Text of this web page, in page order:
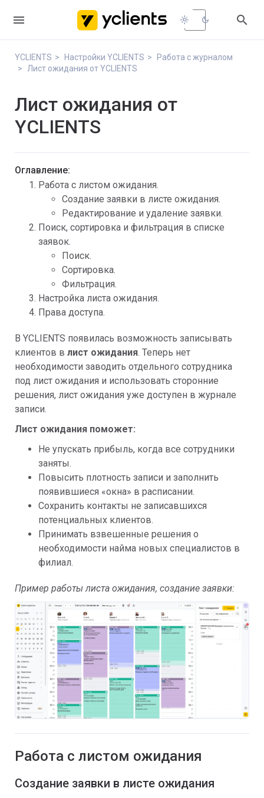
 light_mode dark_mode 
YCLIENTS Настройки YCLIENTS
Работа с журналом
Лист ожидания от YCLIENTS
Лист ожидания от
YCLIENTS
Оглавление:
Работа с листом ожидания.
Создание заявки в листе ожидания.
Редактирование и удаление заявки.
Поиск, сортировка и фильтрация в списке
заявок.
Поиск.
Сортировка.
Фильтрация.
Настройка листа ожидания.
Права доступа.
В YCLIENTS появилась возможность записывать
клиентов в лист ожидания. Теперь нет
необходимости заводить отдельного сотрудника
под лист ожидания и использовать сторонние
решения, лист ожидания уже доступен в журнале
записи.
Лист ожидания поможет:
Не упускать прибыль, когда все сотрудники
заняты.
Повысить плотность записи и заполнить
появившиеся «окна» в расписании.
Сохранить контакты не записавшихся
потенциальных клиентов.
Принимать взвешенные решения о
необходимости найма новых специалистов в
филиал.
Пример работы листа ожидания, создание заявки:
Работа с листом ожидания
Создание заявки в листе ожидания